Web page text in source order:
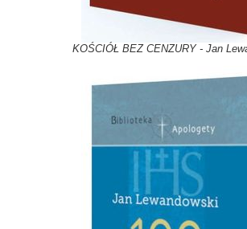
KOŚCIÓŁ BEZ CENZURY - Jan